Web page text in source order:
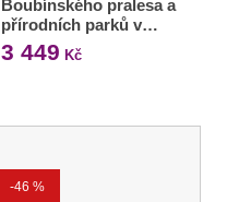
Boubínského pralesa a
přírodních parků v…
3 449 Kč
-46 %